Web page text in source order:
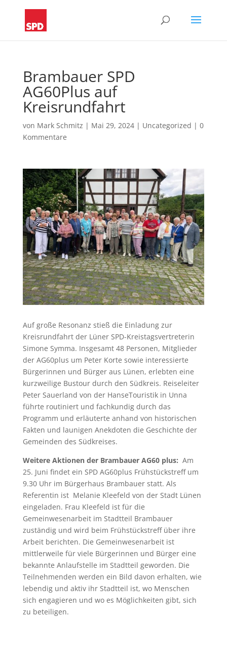
Brambauer SPD
AG60Plus auf
Kreisrundfahrt
von Mark Schmitz | Mai 29, 2024| Uncategorized | 0
Kommentare
Auf große Resonanz stieß die Einladung zur
Kreisrundfahrt der Lüner SPD-Kreistagsvertreterin
Simone Symma. Insgesamt 48 Personen, Mitglieder
der AG60plus um Peter Korte sowie interessierte
Bürgerinnen und Bürger aus Lünen, erlebten eine
kurzweilige Bustour durch den Südkreis. Reiseleiter
Peter Sauerland von der HanseTouristik in Unna
führte routiniert und fachkundig durch das
Programm und erläuterte anhand von historischen
Fakten und launigen Anekdoten die Geschichte der
Gemeinden des Südkreises.
Weitere Aktionen der Brambauer AG60 plus: Am
25. Juni findet ein SPD AG60plus Frühstückstreff um
9.30 Uhr im Bürgerhaus Brambauer statt. Als
Referentin ist Melanie Kleefeld von der Stadt Lünen
eingeladen. Frau Kleefeld ist für die
Gemeinwesenarbeit im Stadtteil Brambauer
zuständig und wird beim Frühstückstreff über ihre
Arbeit berichten. Die Gemeinwesenarbeit ist
mittlerweile für viele Bürgerinnen und Bürger eine
bekannte Anlaufstelle im Stadtteil geworden. Die
Teilnehmenden werden ein Bild davon erhalten, wie
lebendig und aktiv ihr Stadtteil ist, wo Menschen
sich engagieren und wo es Möglichkeiten gibt, sich
zu beteiligen.